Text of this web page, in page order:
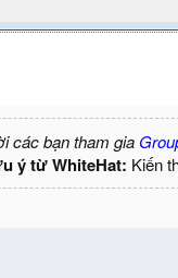
các bạn tham gia
ý từ WhiteHat: Kiến